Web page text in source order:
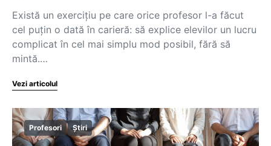
Există un exercițiu pe care orice profesor l-a făcut
cel puțin o dată în carieră: să explice elevilor un lucru
complicat în cel mai simplu mod posibil, fără să
mintă.…
Vezi articolul
Profesori Știri